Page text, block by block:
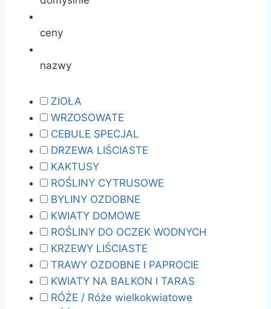
ceny
nazwy
ZIOŁA
WRZOSOWATE
CEBULE SPECJAL
DRZEWA LIŚCIASTE
KAKTUSY
ROŚLINY CYTRUSOWE
BYLINY OZDOBNE
KWIATY DOMOWE
ROŚLINY DO OCZEK WODNYCH
KRZEWY LIŚCIASTE
TRAWY OZDOBNE I PAPROCIE
KWIATY NA BALKON I TARAS
RÓŻE / Róże wielkokwiatowe